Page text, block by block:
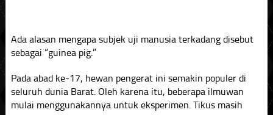
Ada alasan mengapa subjek uji manusia terkadang disebut
sebagai “guinea pig.”
Pada abad ke-17, hewan pengerat ini semakin populer di
seluruh dunia Barat. Oleh karena itu, beberapa ilmuwan
mulai menggunakannya untuk eksperimen. Tikus masih